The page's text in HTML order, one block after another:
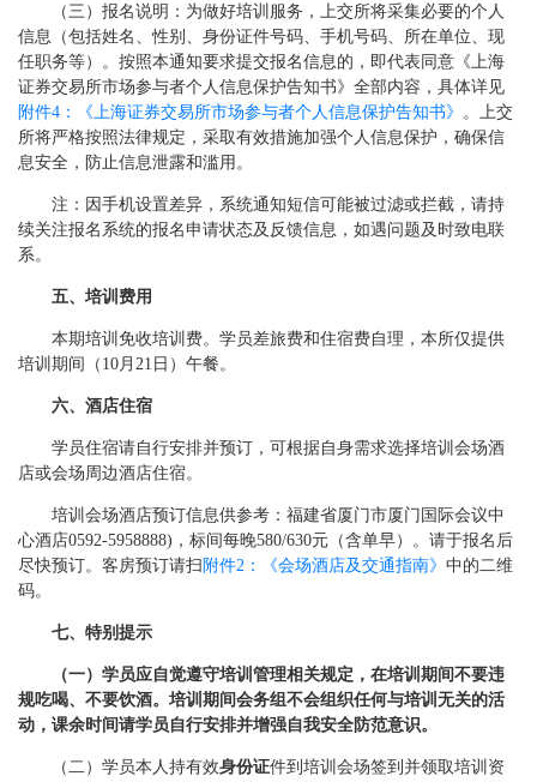
（三）报名说明：为做好培训服务，上交所将采集必要的个人
信息（包括姓名、性别、身份证件号码、手机号码、所在单位、现
任职务等）。按照本通知要求提交报名信息的，即代表同意《上海
证券交易所市场参与者个人信息保护告知书》全部内容，具体详见
附件4：《上海证券交易所市场参与者个人信息保护告知书》 。上交
所将严格按照法律规定，采取有效措施加强个人信息保护，确保信
息安全，防止信息泄露和滥用。
注：因手机设置差异，系统通知短信可能被过滤或拦截，请持
续关注报名系统的报名申请状态及反馈信息，如遇问题及时致电联
系。
五、培训费用
本期培训免收培训费。学员差旅费和住宿费自理，本所仅提供
培训期间（10月21日）午餐。
六、酒店住宿
学员住宿请自行安排并预订，可根据自身需求选择培训会场酒
店或会场周边酒店住宿。
培训会场酒店预订信息供参考：福建省厦门市厦门国际会议中
心酒店0592-5958888)，标间每晚580/630元（含单早）。请于报名后
尽快预订。客房预订请扫 附件2：《会场酒店及交通指南》 中的二维
码。
七、特别提示
（一）学员应自觉遵守培训管理相关规定，在培训期间不要违
规吃喝、不要饮酒。培训期间会务组不会组织任何与培训无关的活
动，课余时间请学员自行安排并增强自我安全防范意识。
（二）学员本人持有效身份证件到培训会场签到并领取培训资